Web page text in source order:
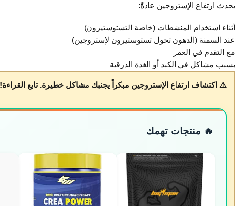
يحدث ارتفاع الإستروجين عادةً:
أثناء استخدام المنشطات (خاصة التستوستيرون)
عند السمنة (الدهون تحول تستوستيرون لإستروجين)
مع التقدم في العمر
بسبب مشاكل في الكبد أو الغدة الدرقية
⚠️ اكتشاف ارتفاع الإستروجين مبكراً يجنبك مشاكل خطيرة. تابع القراءة!
🔥 منتجات تهمك